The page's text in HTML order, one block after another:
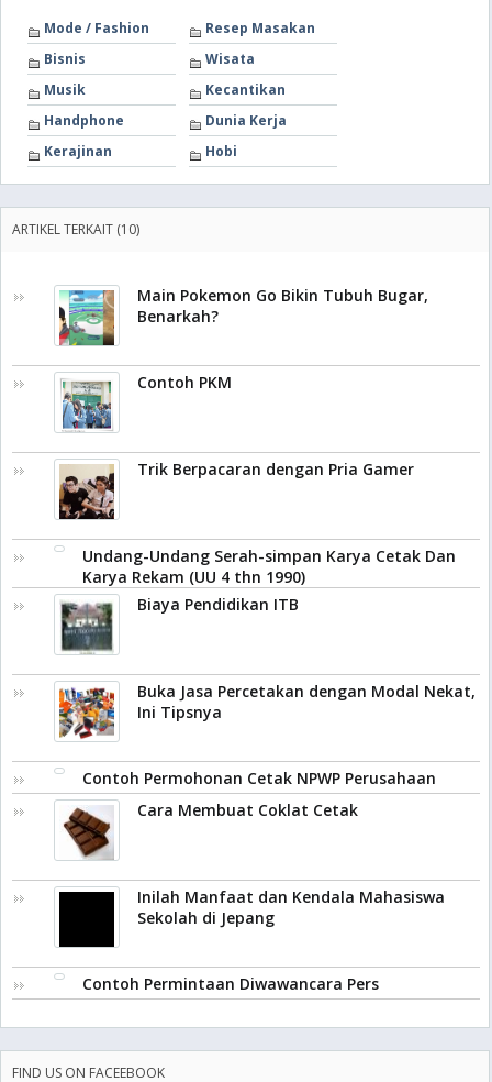
Mode / Fashion
Resep Masakan
Bisnis
Wisata
Musik
Kecantikan
Handphone
Dunia Kerja
Kerajinan
Hobi
ARTIKEL TERKAIT (10)
Main Pokemon Go Bikin Tubuh Bugar,
Benarkah?
Contoh PKM
Trik Berpacaran dengan Pria Gamer
Undang-Undang Serah-simpan Karya Cetak Dan
Karya Rekam (UU 4 thn 1990)
Biaya Pendidikan ITB
Buka Jasa Percetakan dengan Modal Nekat,
Ini Tipsnya
Contoh Permohonan Cetak NPWP Perusahaan
Cara Membuat Coklat Cetak
Inilah Manfaat dan Kendala Mahasiswa
Sekolah di Jepang
Contoh Permintaan Diwawancara Pers
FIND US ON FACEEBOOK